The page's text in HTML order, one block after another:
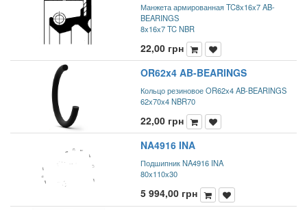
Манжета армированная TC8x16x7 AB-
BEARINGS
8x16x7 TC NBR
22,00 грн
OR62x4 AB-BEARINGS
Кольцо резиновое OR62x4 AB-BEARINGS
62x70x4 NBR70
22,00 грн
NA4916 INA
Подшипник NA4916 INA
80x110x30
5 994,00 грн